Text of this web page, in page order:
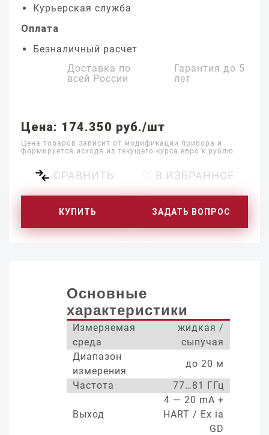
Курьерская служба
Оплата
Безналичный расчет
Доставка по
всей России
Гарантия до 5
лет
Цена: 174.350 руб./шт
Цена товаров зависит от модификации прибора и
формируется исходя из текущего курса евро к рублю
СРАВНИТЬ ♡ В ИЗБРАННОЕ
КУПИТЬ ЗАДАТЬ ВОПРОС
Основные
характеристики
Измеряемая
среда
жидкая /
сыпучая
Диапазон
измерения
до 20 м
Частота
77…81 ГГц
Выход
4 — 20 mA +
HART / Ex ia
GD